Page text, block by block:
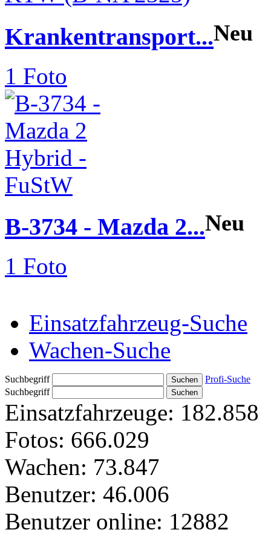
Krankentransport...Neu
1 Foto
B-3734 - Mazda 2...Neu
1 Foto
Einsatzfahrzeug-Suche
Wachen-Suche
Suchbegriff
Profi-Suche
Suchbegriff
Einsatzfahrzeuge: 182.858
Fotos: 666.029
Wachen: 73.847
Benutzer: 46.006
Benutzer online: 12882